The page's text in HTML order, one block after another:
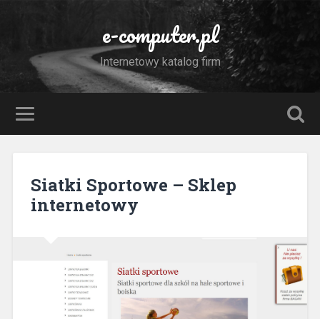
e-computer.pl
Internetowy katalog firm
Siatki Sportowe – Sklep
internetowy